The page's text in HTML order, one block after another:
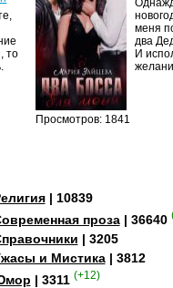
то
Просмотров: 1841
меня
два
И
| 10839
проза| 36640
| 3205
и Мистика| 3812
| 3311 (+12)